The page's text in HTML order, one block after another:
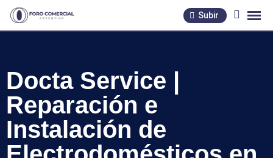
Skip
Subir
Docta Service |
Reparación e
Instalación de